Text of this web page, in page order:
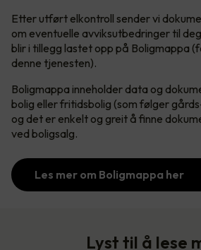
Etter utført elkontroll sender vi
om eventuelle avviksutbedringer til
blir i tillegg lastet opp på Boligmappa
denne tjenesten).
Boligmappa inneholder data og
bolig eller fritidsbolig (som følger
og det er enkelt og greit å finne
ved boligsalg.
Les mer om Boligmappa her
Lyst til å lese